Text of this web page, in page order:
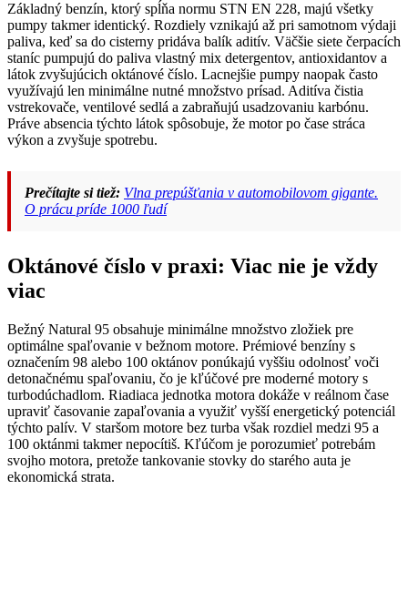
Základný benzín, ktorý spĺňa normu STN EN 228, majú všetky
pumpy takmer identický. Rozdiely vznikajú až pri samotnom výdaji
paliva, keď sa do cisterny pridáva balík aditív. Väčšie siete čerpacích
staníc pumpujú do paliva vlastný mix detergentov, antioxidantov a
látok zvyšujúcich oktánové číslo. Lacnejšie pumpy naopak často
využívajú len minimálne nutné množstvo prísad. Aditíva čistia
vstrekovače, ventilové sedlá a zabraňujú usadzovaniu karbónu.
Práve absencia týchto látok spôsobuje, že motor po čase stráca
výkon a zvyšuje spotrebu.
Prečítajte si tiež: Vlna prepúšťania v automobilovom gigante.
O prácu príde 1000 ľudí
Oktánové číslo v praxi: Viac nie je vždy
viac
Bežný Natural 95 obsahuje minimálne množstvo zložiek pre
optimálne spaľovanie v bežnom motore. Prémiové benzíny s
označením 98 alebo 100 oktánov ponúkajú vyššiu odolnosť voči
detonačnému spaľovaniu, čo je kľúčové pre moderné motory s
turbodúchadlom. Riadiaca jednotka motora dokáže v reálnom čase
upraviť časovanie zapaľovania a využiť vyšší energetický potenciál
týchto palív. V staršom motore bez turba však rozdiel medzi 95 a
100 oktánmi takmer nepocítiš. Kľúčom je porozumieť potrebám
svojho motora, pretože tankovanie stovky do starého auta je
ekonomická strata.